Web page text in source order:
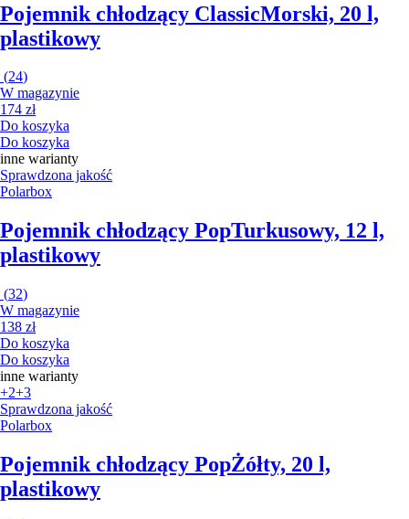
Pojemnik chłodzący ClassicMorski, 20 l,
plastikowy
(24)
W magazynie
174 zł
Do koszyka
Do koszyka
inne warianty
Sprawdzona jakość
Polarbox
Pojemnik chłodzący PopTurkusowy, 12 l,
plastikowy
(32)
W magazynie
138 zł
Do koszyka
Do koszyka
inne warianty
+2+3
Sprawdzona jakość
Polarbox
Pojemnik chłodzący PopŻółty, 20 l,
plastikowy